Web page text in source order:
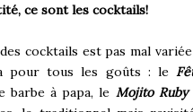
ce sont les cocktails!
cocktails est pas mal
pour tous les goûts : le
barbe à papa, le Mojito Ruby